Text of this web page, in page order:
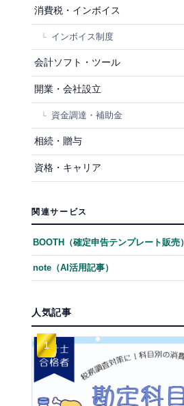
消費税・インボイス
インボイス制度
会計ソフト・ツール
開業・会社設立
資金調達・補助金
相続・贈与
資格・キャリア
関連サービス
BOOTH（確定申告テンプレート販売）
note（AI活用記事）
人気記事